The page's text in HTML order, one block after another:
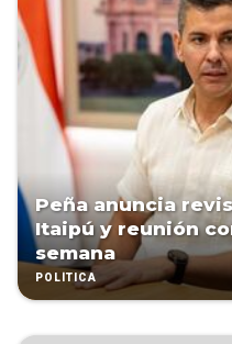
Peña anuncia
Itaipú y reunión
semana
POLÍTICA